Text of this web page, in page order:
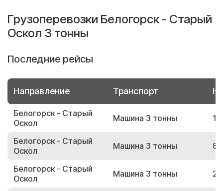
Грузоперевозки Белогорск - Старый
Оскол 3 тонны
Последние рейсы
Направление Транспорт
Белогорск - Старый
Оскол
Машина 3 тонны
Белогорск - Старый
Оскол
Машина 3 тонны
Белогорск - Старый
Оскол
Машина 3 тонны